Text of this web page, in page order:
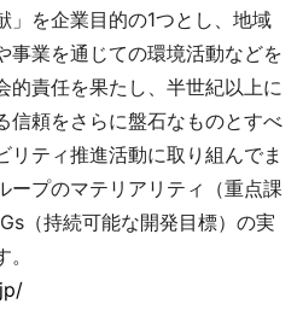
」を企業目的の1つとし、地域
事業を通じての環境活動などを
的責任を果たし、半世紀以上に
信頼をさらに盤石なものとすべ
リティ推進活動に取り組んでま
ープのマテリアリティ（重点課
（持続可能な開発目標）の実